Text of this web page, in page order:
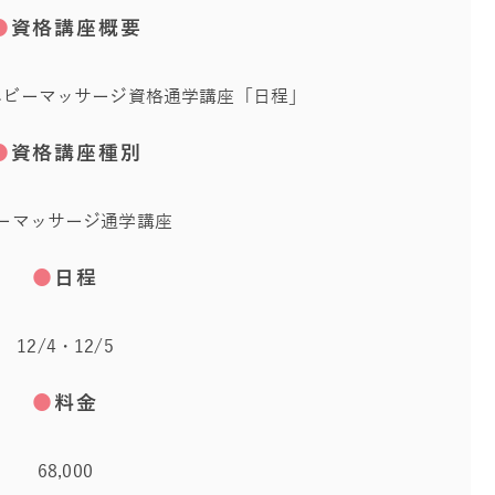
資格講座概要
ーマッサージ資格通学講座「日程」
資格講座種別
マッサージ通学講座
● 日程
12/4・12/5
●料金
68,000